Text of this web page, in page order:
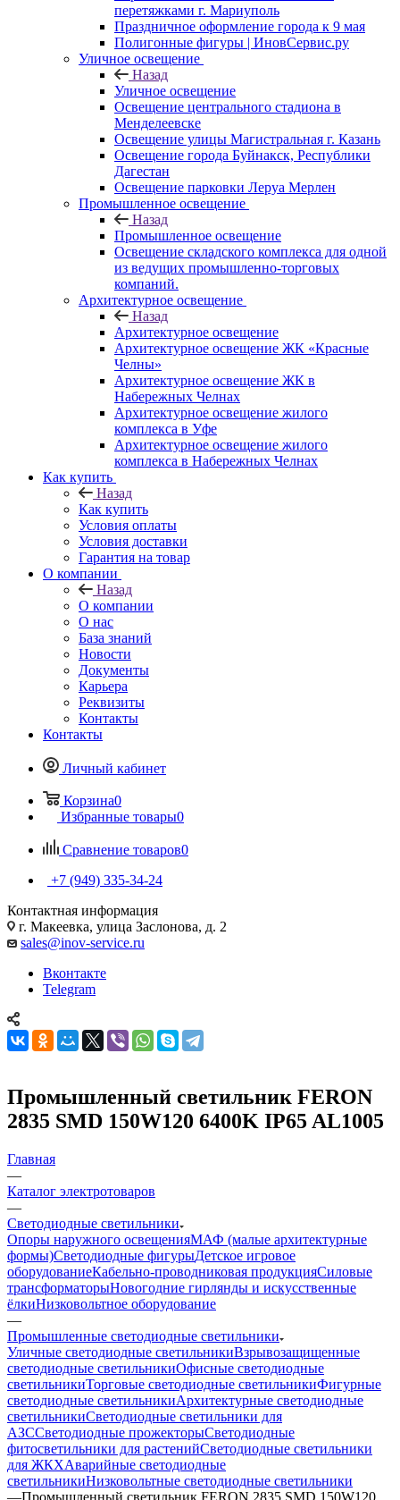
перетяжками г. Мариуполь
Праздничное оформление города к 9 мая
Полигонные фигуры | ИновСервис.ру
Уличное освещение
Назад
Уличное освещение
Освещение центрального стадиона в
Менделеевске
Освещение улицы Магистральная г. Казань
Освещение города Буйнакск, Республики
Дагестан
Освещение парковки Леруа Мерлен
Промышленное освещение
Назад
Промышленное освещение
Освещение складского комплекса для одной
из ведущих промышленно-торговых
компаний.
Архитектурное освещение
Назад
Архитектурное освещение
Архитектурное освещение ЖК «Красные
Челны»
Архитектурное освещение ЖК в
Набережных Челнах
Архитектурное освещение жилого
комплекса в Уфе
Архитектурное освещение жилого
комплекса в Набережных Челнах
Как купить
Назад
Как купить
Условия оплаты
Условия доставки
Гарантия на товар
О компании
Назад
О компании
О нас
База знаний
Новости
Документы
Карьера
Реквизиты
Контакты
Контакты
Личный кабинет
Корзина0
Избранные товары0
Сравнение товаров0
+7 (949) 335-34-24
Контактная информация
г. Макеевка, улица Заслонова, д. 2
sales@inov-service.ru
Вконтакте
Telegram
Промышленный светильник FERON
2835 SMD 150W120 6400K IP65 AL1005
Главная
—
Каталог электротоваров
—
Светодиодные светильники
Опоры наружного освещенияМАФ (малые архитектурные
формы)Светодиодные фигурыДетское игровое
оборудованиеКабельно-проводниковая продукцияСиловые
трансформаторыНовогодние гирлянды и искусственные
ёлкиНизковольтное оборудование
—
Промышленные светодиодные светильники
Уличные светодиодные светильникиВзрывозащищенные
светодиодные светильникиОфисные светодиодные
светильникиТорговые светодиодные светильникиФигурные
светодиодные светильникиАрхитектурные светодиодные
светильникиСветодиодные светильники для
АЗССветодиодные прожекторыСветодиодные
фитосветильники для растенийСветодиодные светильники
для ЖКХАварийные светодиодные
светильникиНизковольтные светодиодные светильники
—Промышленный светильник FERON 2835 SMD 150W120